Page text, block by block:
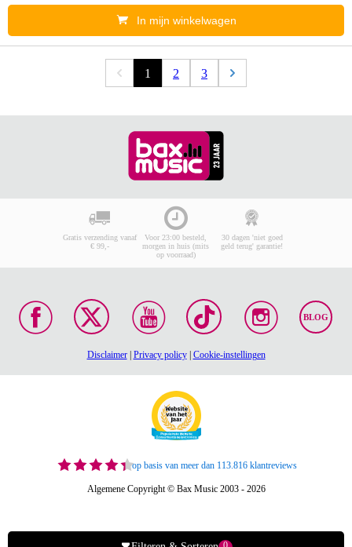
In mijn winkelwagen
1 2 3
Gratis verzending vanaf
€ 99,-
Voor 23:00 besteld,
morgen in huis (mits
op voorraad)
30 dagen 'niet goed
geld terug' garantie!
BLOG
Disclaimer| Privacy policy| Cookie-instellingen
op basis van meer dan 113.816 klantreviews
Algemene Copyright © Bax Music 2003 - 2026